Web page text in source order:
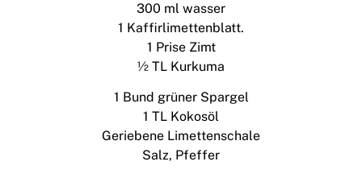
300 ml wasser
1 Kaffirlimettenblatt.
1 Prise Zimt
½ TL Kurkuma
1 Bund grüner Spargel
1 TL Kokosöl
Geriebene Limettenschale
Salz, Pfeffer